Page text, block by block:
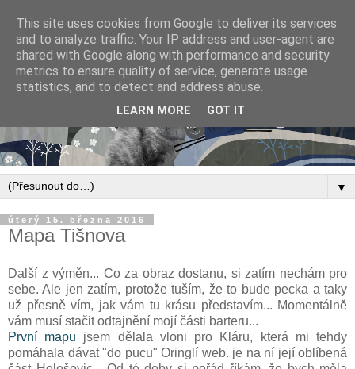
▼
úterý 15. března 2016
Mapa Tišnova
Další z výměn... Co za obraz dostanu, si zatím nechám pro
sebe. Ale jen zatím, protože tuším, že to bude pecka a taky
už přesně vím, jak vám tu krásu představím... Momentálně
vám musí stačit odtajnění mojí části barteru...
První mapu jsem dělala vloni pro Kláru, která mi tehdy
pomáhala dávat "do pucu" Oringlí web. je na ní její oblíbená
This site uses cookies from Google to deliver its services
and to analyze traffic. Your IP address and user-agent are
shared with Google along with performance and security
metrics to ensure quality of service, generate usage
statistics, and to detect and address abuse.
LEARN MORE GOT IT